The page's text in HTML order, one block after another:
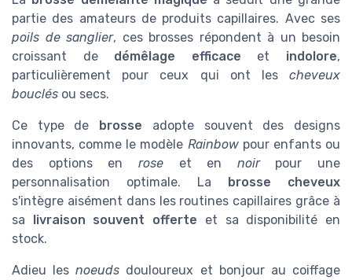
partie des amateurs de produits capillaires. Avec ses
poils de sanglier, ces brosses répondent à un besoin
croissant de démêlage efficace et indolore,
particulièrement pour ceux qui ont les cheveux
bouclés ou secs.
Ce type de brosse adopte souvent des designs
innovants, comme le modèle Rainbowpour enfants ou
des options en roseet en noirpour une
personnalisation optimale. La brosse cheveux
s'intègre aisément dans les routines capillaires grâce à
sa livraison souvent offerte et sa disponibilité en
stock.
Adieu lesnoeuds douloureux et bonjour au coiffage